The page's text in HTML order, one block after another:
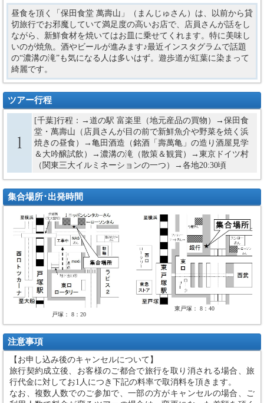
昼食を頂く「保田食堂 萬壽山」（まんじゅさん）は、以前から貸
切旅行でお邪魔していて満足度の高いお店で、店員さんが話をし
ながら、新鮮食材を焼いてはお皿に乗せてくれます。特に美味し
いのが焼魚。酒やビールが進みます♪最近インスタグラムで話題
の“濃溝の滝”も気になる人は多いはず。遊歩道が紅葉に染まって
綺麗です。
ツアー行程
[千葉]行程：→道の駅 富楽里（地元産品の買物）→保田食
堂・萬壽山（店員さんが目の前で新鮮魚介や野菜を焼く浜
焼きの昼食）→亀田酒造（銘酒「壽萬亀」の造り酒屋見学
＆大吟醸試飲）→濃溝の滝（散策＆観賞）→東京ドイツ村
（関東三大イルミネーションの一つ）→各地20:30頃
集合場所･出発時間
戸塚： 8：20
東戸塚： 8：40
注意事項
【お申し込み後のキャンセルについて】
旅行契約成立後、お客様のご都合で旅行を取り消される場合、旅
行代金に対してお1人につき下記の料率で取消料を頂きます。
なお、複数人数でのご参加で、一部の方がキャンセルの場合、ご